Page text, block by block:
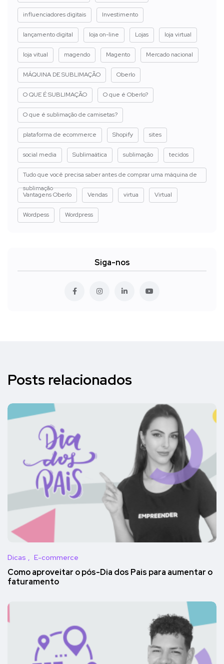
influenciadores digitais Investimento
lançamento digital loja on-line Lojas loja virtual
loja vitual magendo Magento Mercado nacional
MÁQUINA DE SUBLIMAÇÃO Oberlo
O QUE É SUBLIMAÇÃO O que é Oberlo?
O que é sublimação de camisetas?
plataforma de ecommerce Shopify sites
social media Sublimaática sublimação tecidos
Tudo que você precisa saber antes de comprar uma máquina de
sublimação
Vantagens Oberlo
Vendas virtua Virtual
Wordpess Wordpress
Siga-nos
Posts relacionados
Dicas E-commerce
Como aproveitar o pós-Dia dos Pais para aumentar o
faturamento